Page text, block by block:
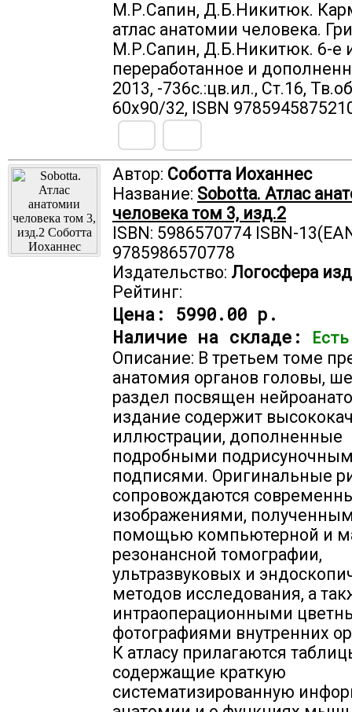
М.Р.Сапин, Д.Б.Никитюк.
атлас анатомии человека.
М.Р.Сапин, Д.Б.Никитюк. 6-е
переработанное и
2013, -736с.:цв.ил., Ст.16,
60х90/32, ISBN
Автор: Соботта Иоханнес
Название: Sobotta. Атлас
человека том 3, изд.2
ISBN: 5986570774 ISBN-
9785986570778
Издательство: Логосфера
Рейтинг:
Цена: 5990.00 р.
Наличие на складе:
Описание: В третьем томе
анатомия органов головы,
раздел посвящен
издание содержит
иллюстрации, дополненные
подробными
подписями. Оригинальные
сопровождаются
изображениями,
помощью компьютерной и
резонансной томографии,
ультразвуковых и
методов исследования, а
интраоперационными
фотографиями внутренних
К атласу прилагаются
содержащие краткую
систематизированную